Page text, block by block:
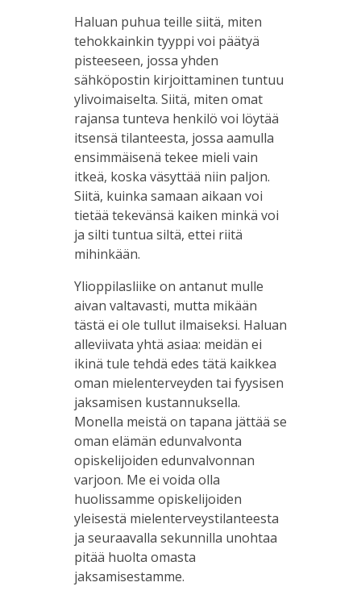
Haluan puhua teille siitä, miten
tehokkainkin tyyppi voi päätyä
pisteeseen, jossa yhden
sähköpostin kirjoittaminen tuntuu
ylivoimaiselta. Siitä, miten omat
rajansa tunteva henkilö voi löytää
itsensä tilanteesta, jossa aamulla
ensimmäisenä tekee mieli vain
itkeä, koska väsyttää niin paljon.
Siitä, kuinka samaan aikaan voi
tietää tekevänsä kaiken minkä voi
ja silti tuntua siltä, ettei riitä
mihinkään.
Ylioppilasliike on antanut mulle
aivan valtavasti, mutta mikään
tästä ei ole tullut ilmaiseksi. Haluan
alleviivata yhtä asiaa: meidän ei
ikinä tule tehdä edes tätä kaikkea
oman mielenterveyden tai fyysisen
jaksamisen kustannuksella.
Monella meistä on tapana jättää se
oman elämän edunvalvonta
opiskelijoiden edunvalvonnan
varjoon. Me ei voida olla
huolissamme opiskelijoiden
yleisestä mielenterveystilanteesta
ja seuraavalla sekunnilla unohtaa
pitää huolta omasta
jaksamisestamme.